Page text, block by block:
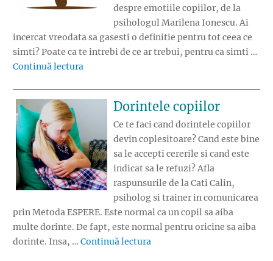
despre emotiile copiilor, de la
psihologul Marilena Ionescu. Ai
incercat vreodata sa gasesti o definitie pentru tot ceea ce
simti? Poate ca te intrebi de ce ar trebui, pentru ca simti …
Continuă lectura
Dorintele copiilor
Ce te faci cand dorintele copiilor
devin coplesitoare? Cand este bine
sa le accepti cererile si cand este
indicat sa le refuzi? Afla
raspunsurile de la Cati Calin,
psiholog si trainer in comunicarea
prin Metoda ESPERE. Este normal ca un copil sa aiba
multe dorinte. De fapt, este normal pentru oricine sa aiba
dorinte. Insa, … Continuă lectura